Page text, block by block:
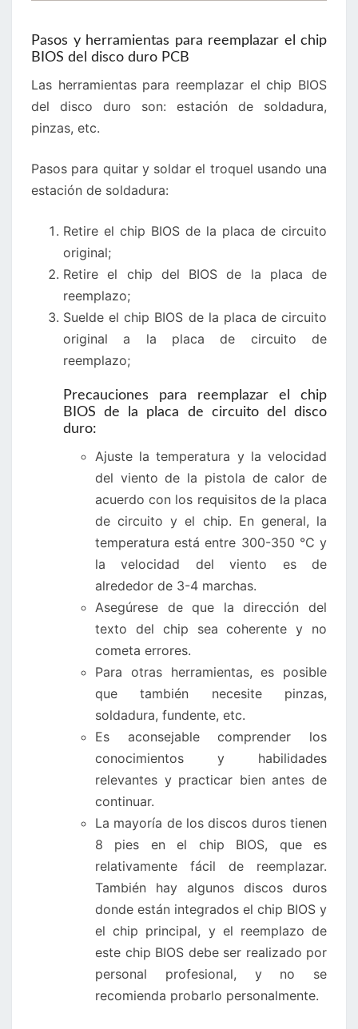
Pasos y herramientas para reemplazar el chip
BIOS del disco duro PCB
Las herramientas para reemplazar el chip BIOS
del disco duro son: estación de soldadura,
pinzas, etc.
Pasos para quitar y soldar el troquel usando una
estación de soldadura:
Retire el chip BIOS de la placa de circuito
original;
Retire el chip del BIOS de la placa de
reemplazo;
Suelde el chip BIOS de la placa de circuito
original a la placa de circuito de
reemplazo;
Precauciones para reemplazar el chip
BIOS de la placa de circuito del disco
duro:
Ajuste la temperatura y la velocidad
del viento de la pistola de calor de
acuerdo con los requisitos de la placa
de circuito y el chip. En general, la
temperatura está entre 300-350 °C y
la velocidad del viento es de
alrededor de 3-4 marchas.
Asegúrese de que la dirección del
texto del chip sea coherente y no
cometa errores.
Para otras herramientas, es posible
que también necesite pinzas,
soldadura, fundente, etc.
Es aconsejable comprender los
conocimientos y habilidades
relevantes y practicar bien antes de
continuar.
La mayoría de los discos duros tienen
8 pies en el chip BIOS, que es
relativamente fácil de reemplazar.
También hay algunos discos duros
donde están integrados el chip BIOS y
el chip principal, y el reemplazo de
este chip BIOS debe ser realizado por
personal profesional, y no se
recomienda probarlo personalmente.